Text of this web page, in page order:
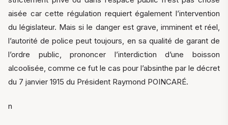
aisée car cette régulation requiert également l’intervention
du législateur. Mais si le danger est grave, imminent et réel,
l’autorité de police peut toujours, en sa qualité de garant de
l’ordre public, prononcer l’interdiction d’une boisson
alcoolisée, comme ce fut le cas pour l’absinthe par le décret
du 7 janvier 1915 du Président Raymond POINCARÉ.
n